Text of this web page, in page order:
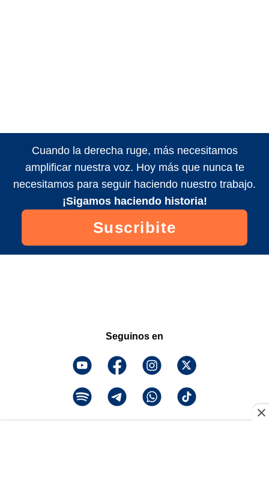
Cuando la derecha ruge, más necesitamos
amplificar nuestra voz. Hoy más que nunca te
necesitamos para seguir haciendo nuestro trabajo.
¡Sigamos haciendo historia!
Suscribite
Seguinos en